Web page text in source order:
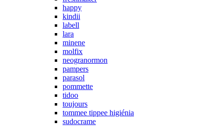
happy
kindii
labell
lara
minene
molfix
neogranormon
pampers
parasol
pommette
tidoo
toujours
tommee tippee higiénia
sudocrame